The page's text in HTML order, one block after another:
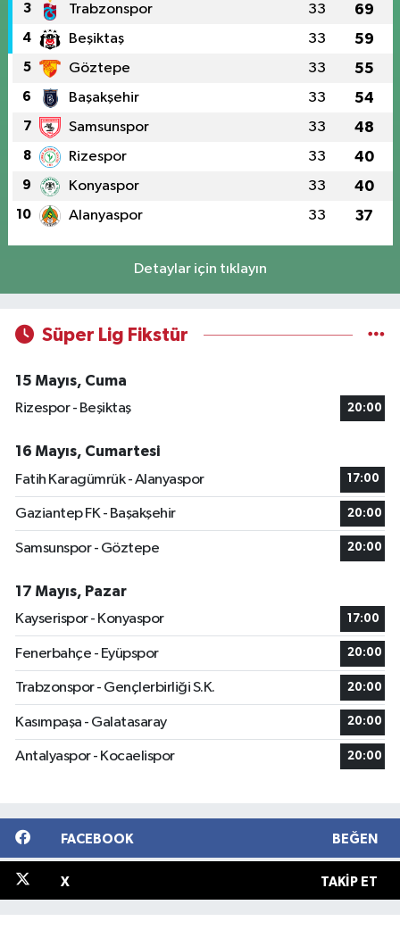
3 Trabzonspor 33 69
4 Beşiktaş 33 59
5 Göztepe 33 55
6 Başakşehir 33 54
7 Samsunspor 33 48
8 Rizespor 33 40
9 Konyaspor 33 40
10 Alanyaspor 33 37
Detaylar için tıklayın
Süper Lig Fikstür
15 Mayıs, Cuma
Rizespor - Beşiktaş
20:00
16 Mayıs, Cumartesi
Fatih Karagümrük - Alanyaspor
17:00
Gaziantep FK - Başakşehir 20:00
Samsunspor - Göztepe 20:00
17 Mayıs, Pazar
Kayserispor - Konyaspor
17:00
Fenerbahçe - Eyüpspor 20:00
Trabzonspor - Gençlerbirliği S.K. 20:00
Kasımpaşa - Galatasaray 20:00
Antalyaspor - Kocaelispor 20:00
FACEBOOK BEĞEN
X TAKIP ET